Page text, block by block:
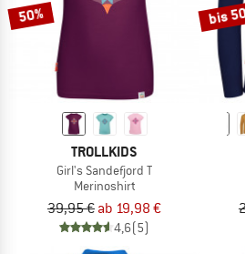
50%
TROLLKIDS
Girl's Sandefjord T
Merinoshirt
39,95 € ab 19,98 €
4,6(5)
bis